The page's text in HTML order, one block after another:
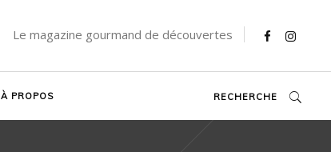
Le magazine gourmand de découvertes
À PROPOS RECHERCHE